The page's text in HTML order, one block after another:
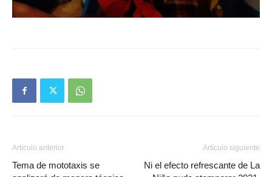
Artículo anterior
Tema de mototaxis se
Artículo siguiente
Ni el efecto refrescante de La